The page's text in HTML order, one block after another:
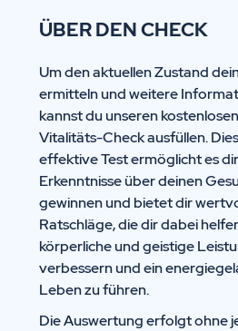
ÜBER DEN CHECK
Um den aktuellen Zustand
ermitteln und weitere
kannst du unseren
Vitalitäts-Check ausfüllen.
effektive Test ermöglicht es
Erkenntnisse über deinen
gewinnen und bietet dir
Ratschläge, die dir dabei
körperliche und geistige
verbessern und ein
Leben zu führen.
Die Auswertung erfolgt ohne